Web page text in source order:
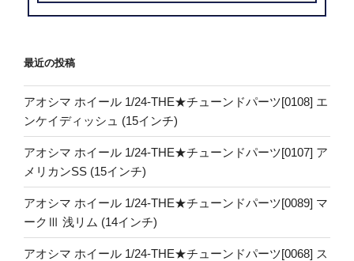
最近の投稿
アオシマ ホイール 1/24-THE★チューンドパーツ[0108] エ
ンケイディッシュ (15インチ)
アオシマ ホイール 1/24-THE★チューンドパーツ[0107] ア
メリカンSS (15インチ)
アオシマ ホイール 1/24-THE★チューンドパーツ[0089] マ
ークⅢ 浅リム (14インチ)
アオシマ ホイール 1/24-THE★チューンドパーツ[0068] ス